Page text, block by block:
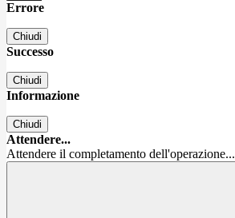
Errore
Chiudi
Successo
Chiudi
Informazione
Chiudi
Attendere...
Attendere il completamento dell'operazione...